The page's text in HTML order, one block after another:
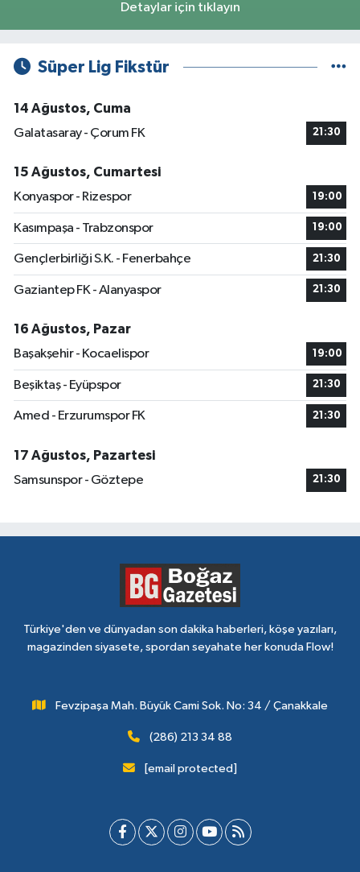
Detaylar için tıklayın
Süper Lig Fikstür
14 Ağustos, Cuma
Galatasaray - Çorum FK
21:30
15 Ağustos, Cumartesi
Konyaspor - Rizespor
19:00
Kasımpaşa - Trabzonspor 19:00
Gençlerbirliği S.K. - Fenerbahçe 21:30
Gaziantep FK - Alanyaspor 21:30
16 Ağustos, Pazar
Başakşehir - Kocaelispor
19:00
Beşiktaş - Eyüpspor 21:30
Amed - Erzurumspor FK 21:30
17 Ağustos, Pazartesi
Samsunspor - Göztepe
21:30
Türkiye'den ve dünyadan son dakika haberleri, köşe yazıları,
magazinden siyasete, spordan seyahate her konuda Flow!
Fevzipaşa Mah. Büyük Cami Sok. No: 34 / Çanakkale
(286) 213 34 88
[email protected]